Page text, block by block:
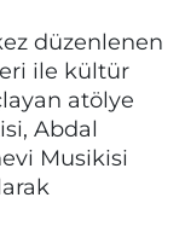
düzenlenen
ile kültür
atölye
Abdal
Musikisi